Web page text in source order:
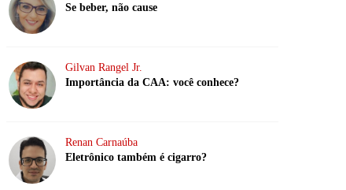
Se beber, não cause
Gilvan Rangel Jr.
Importância da CAA: você conhece?
Renan Carnaúba
Eletrônico também é cigarro?